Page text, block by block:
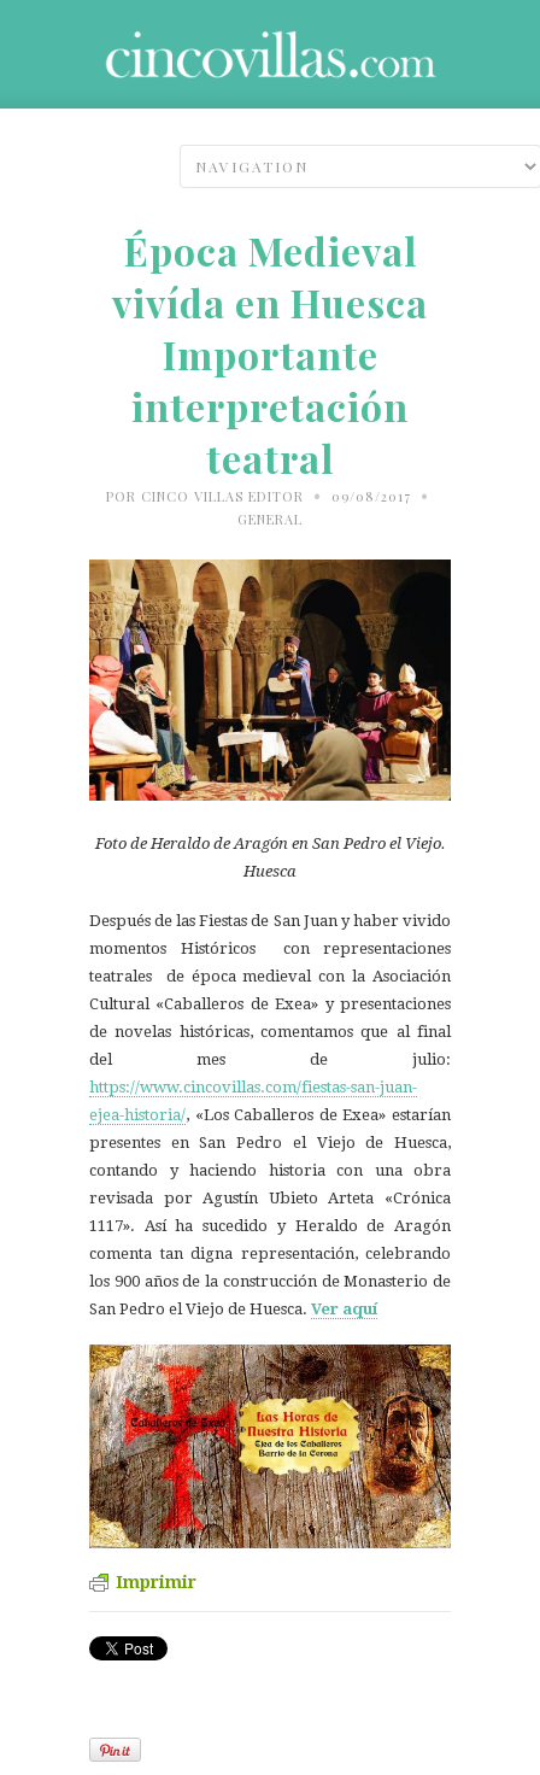
Época Medieval
vivída en Huesca
Importante
interpretación
teatral
POR CINCO VILLAS EDITOR • 09/08/2017 •
GENERAL
Foto de Heraldo de Aragón en San Pedro el Viejo.
Huesca
Después de las Fiestas de San Juan y haber vivido
momentos Históricos con representaciones
teatrales de época medieval con la Asociación
Cultural «Caballeros de Exea» y presentaciones
de novelas históricas, comentamos que al final
del mes de julio:
https://www.cincovillas.com/fiestas-san-juan-
ejea-historia/, «Los Caballeros de Exea» estarían
presentes en San Pedro el Viejo de Huesca,
contando y haciendo historia con una obra
revisada por Agustín Ubieto Arteta «Crónica
1117». Así ha sucedido y Heraldo de Aragón
comenta tan digna representación, celebrando
los 900 años de la construcción de Monasterio de
San Pedro el Viejo de Huesca. Ver aquí
Imprimir